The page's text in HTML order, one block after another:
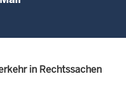
in Rechtssachen